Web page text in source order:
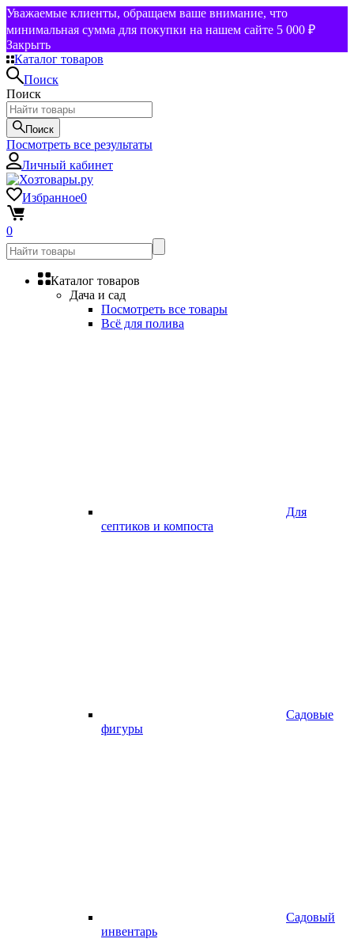
Уважаемые клиенты, обращаем ваше внимание, что
минимальная сумма для покупки на нашем сайте 5 000 ₽
Закрыть
Каталог товаров
Поиск
Поиск
Поиск
Посмотреть все результаты
Личный кабинет
Избранное0
0
Каталог товаров
Дача и сад
Посмотреть все товары
Всё для полива
Для
септиков и компоста
Садовые
фигуры
Садовый
инвентарь